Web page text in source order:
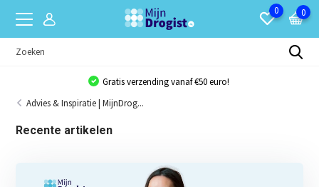
0 0
Gratis verzending vanaf €50 euro!
Advies & Inspiratie | MijnDrog...
Recente artikelen